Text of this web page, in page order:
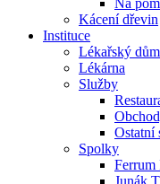
Na
Kácení dřevin
Instituce
Lékařský dům
Lékárna
Služby
Ostatní
Spolky
Ferrum
Junák